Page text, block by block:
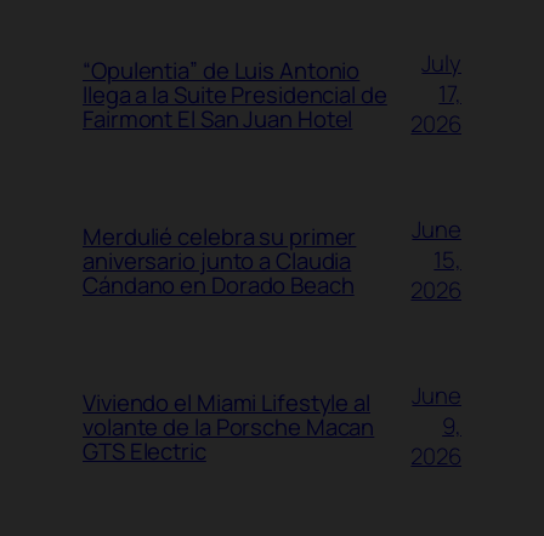
“Opulentia” de Luis Antonio
llega a la Suite Presidencial de
Fairmont El San Juan Hotel
July
17,
2026
Merdulié celebra su primer
aniversario junto a Claudia
Cándano en Dorado Beach
June
15,
2026
Viviendo el Miami Lifestyle al
volante de la Porsche Macan
GTS Electric
June
9,
2026